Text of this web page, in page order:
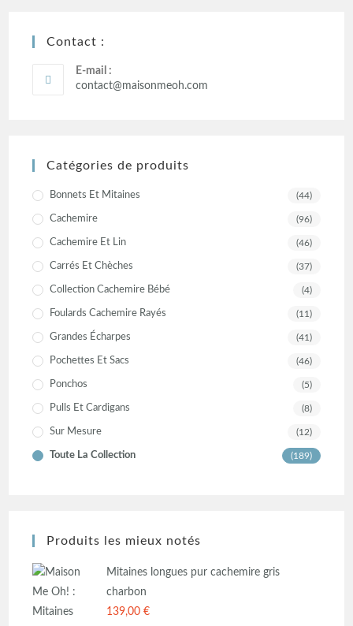
Contact :
E-mail :
contact@maisonmeoh.com
Catégories de produits
Bonnets Et Mitaines (44)
Cachemire (96)
Cachemire Et Lin (46)
Carrés Et Chèches (37)
Collection Cachemire Bébé (4)
Foulards Cachemire Rayés (11)
Grandes Écharpes (41)
Pochettes Et Sacs (46)
Ponchos (5)
Pulls Et Cardigans (8)
Sur Mesure (12)
Toute La Collection (189)
Produits les mieux notés
Mitaines longues pur cachemire gris
charbon
139,00€